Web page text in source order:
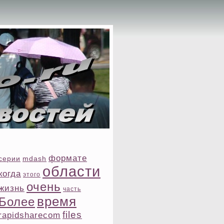
mdash формате
этοго области
очень часть
время
files